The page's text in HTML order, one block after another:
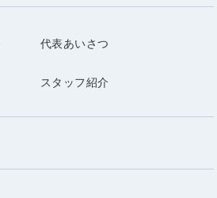
代表あいさつ
スタッフ紹介